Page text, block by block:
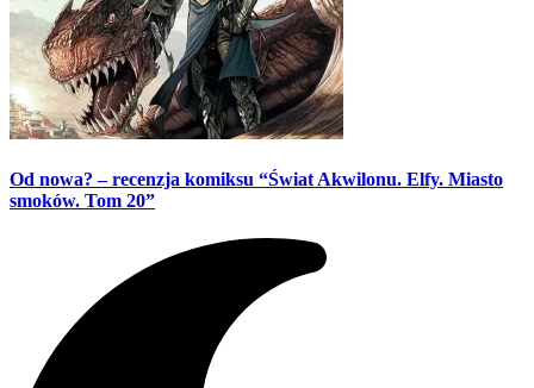
Od nowa? – recenzja komiksu “Świat Akwilonu. Elfy. Miasto
smoków. Tom 20”